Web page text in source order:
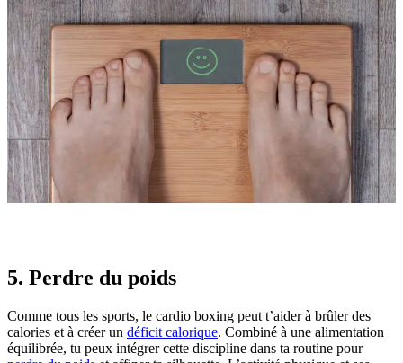
5. Perdre du poids
Comme tous les sports, le cardio boxing peut t’aider à brûler des
calories et à créer un déficit calorique. Combiné à une alimentation
équilibrée, tu peux intégrer cette discipline dans ta routine pour